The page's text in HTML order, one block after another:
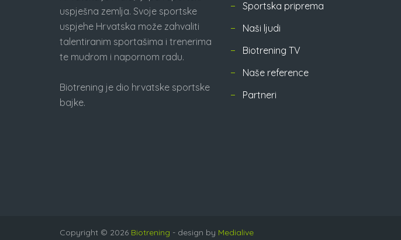
uspješna zemlja. Svoje sportske
uspjehe Hrvatska može zahvaliti
talentiranim sportašima i trenerima
te mudrom i napornom radu.
Biotrening je dio hrvatske sportske
bajke.
Sportska priprema
Naši ljudi
Biotrening TV
Naše reference
Partneri
Copyright © 2026 Biotrening - design by Medialive